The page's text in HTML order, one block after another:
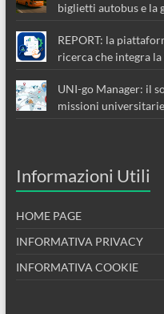
biglietti autobus e la
REPORT: la
ricerca che integra
UNI-go Manager: il
missioni
Informazioni Utili
HOME PAGE
INFORMATIVA PRIVACY
INFORMATIVA COOKIE